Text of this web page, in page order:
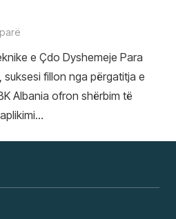
e Çdo Dyshemeje Para
fillon nga përgatitja e
Albania ofron shërbim të